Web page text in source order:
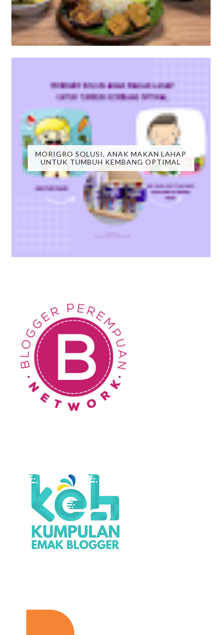
MORIGRO SOLUSI, ANAK MAKAN LAHAP
UNTUK TUMBUH KEMBANG OPTIMAL